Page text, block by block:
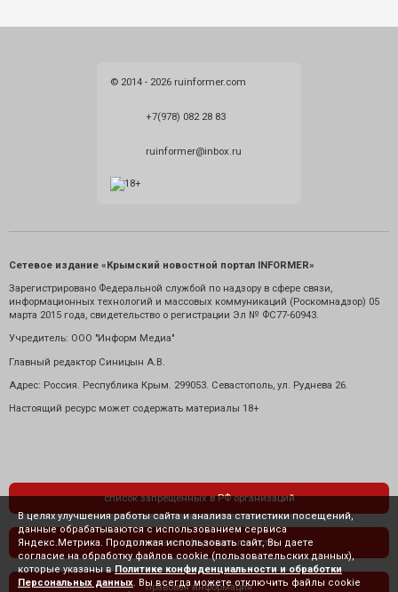
© 2014 - 2026 ruinformer.com
+7(978) 082 28 83
ruinformer@inbox.ru
Сетевое издание «Крымский новостной портал INFORMER»
Зарегистрировано Федеральной службой по надзору в сфере связи,
информационных технологий и массовых коммуникаций (Роскомнадзор) 05
марта 2015 года, свидетельство о регистрации Эл № ФС77-60943.
Учредитель: ООО "Информ Медиа"
Главный редактор Синицын А.В.
Адрес: Россия. Республика Крым. 299053. Севастополь, ул. Руднева 26.
Настоящий ресурс может содержать материалы 18+
список запрещенных в РФ организаций
политика конфиденциальности
правовая информация
В целях улучшения работы сайта и анализа статистики посещений,
данные обрабатываются с использованием сервиса
Яндекс.Метрика. Продолжая использовать сайт, Вы даете
согласие на обработку файлов cookie (пользовательских данных),
которые указаны в Политике конфиденциальности и обработки
Персональных данных . Вы всегда можете отключить файлы cookie